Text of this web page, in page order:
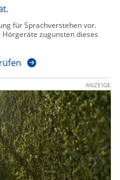
für Sprachverstehen vor.
zugunsten dieses
ANZEIGE